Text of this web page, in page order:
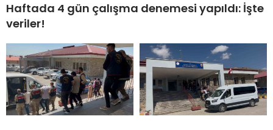
Haftada 4 gün çalışma denemesi yapıldı: İşte
veriler!